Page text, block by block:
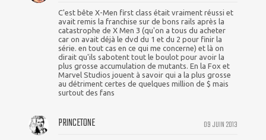
C'est bête X-Men first class était vraiment réussi et
avait remis la franchise sur de bons rails après la
catastrophe de X Men 3 (qu'on a tous du acheter
car on avait déjà le dvd du 1 et du 2 pour finir la
série. en tout cas en ce qui me concerne) et là on
dirait qu'ils sabotent tout le boulot pour avoir la
plus grosse accumulation de mutants. En la Fox et
Marvel Studios jouent à savoir qui a la plus grosse
au détriment certes de quelques million de $ mais
surtout des fans
09 JUIN 2013
PRINCETONE